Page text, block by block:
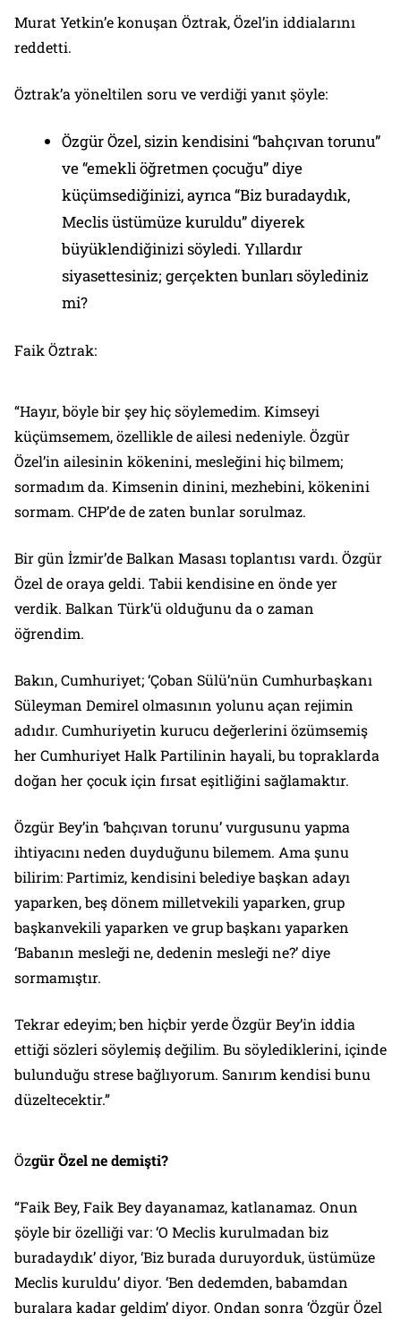
Murat Yetkin’e konuşan Öztrak, Özel’in iddialarını
reddetti.
Öztrak’a yöneltilen soru ve verdiği yanıt şöyle:
Özgür Özel, sizin kendisini “bahçıvan torunu”
ve “emekli öğretmen çocuğu” diye
küçümsediğinizi, ayrıca “Biz buradaydık,
Meclis üstümüze kuruldu” diyerek
büyüklendiğinizi söyledi. Yıllardır
siyasettesiniz; gerçekten bunları söylediniz
mi?
Faik Öztrak:
“Hayır, böyle bir şey hiç söylemedim. Kimseyi
küçümsemem, özellikle de ailesi nedeniyle. Özgür
Özel’in ailesinin kökenini, mesleğini hiç bilmem;
sormadım da. Kimsenin dinini, mezhebini, kökenini
sormam. CHP’de de zaten bunlar sorulmaz.
Bir gün İzmir’de Balkan Masası toplantısı vardı. Özgür
Özel de oraya geldi. Tabii kendisine en önde yer
verdik. Balkan Türk’ü olduğunu da o zaman
öğrendim.
Bakın, Cumhuriyet; ‘Çoban Sülü’nün Cumhurbaşkanı
Süleyman Demirel olmasının yolunu açan rejimin
adıdır. Cumhuriyetin kurucu değerlerini özümsemiş
her Cumhuriyet Halk Partilinin hayali, bu topraklarda
doğan her çocuk için fırsat eşitliğini sağlamaktır.
Özgür Bey’in ‘bahçıvan torunu’ vurgusunu yapma
ihtiyacını neden duyduğunu bilemem. Ama şunu
bilirim: Partimiz, kendisini belediye başkan adayı
yaparken, beş dönem milletvekili yaparken, grup
başkanvekili yaparken ve grup başkanı yaparken
‘Babanın mesleği ne, dedenin mesleği ne?’ diye
sormamıştır.
Tekrar edeyim; ben hiçbir yerde Özgür Bey’in iddia
ettiği sözleri söylemiş değilim. Bu söylediklerini, içinde
bulunduğu strese bağlıyorum. Sanırım kendisi bunu
düzeltecektir.”
Özgür Özel ne demişti?
“Faik Bey, Faik Bey dayanamaz, katlanamaz. Onun
şöyle bir özelliği var: ‘O Meclis kurulmadan biz
buradaydık’ diyor, ‘Biz burada duruyorduk, üstümüze
Meclis kuruldu’ diyor. ‘Ben dedemden, babamdan
buralara kadar geldim’ diyor. Ondan sonra ‘Özgür Özel